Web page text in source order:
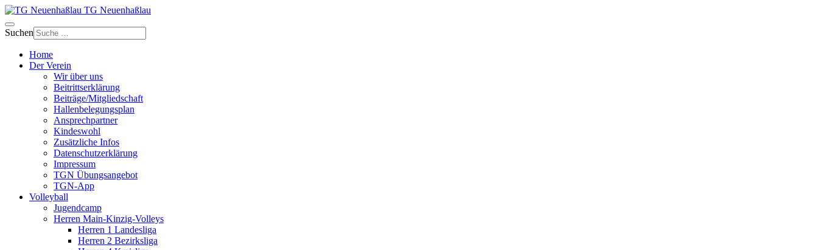
TG Neuenhaßlau
Suchen
Home
Der Verein
Wir über uns
Beitrittserklärung
Beiträge/Mitgliedschaft
Hallenbelegungsplan
Ansprechpartner
Kindeswohl
Zusätzliche Infos
Datenschutzerklärung
Impressum
TGN Übungsangebot
TGN-App
Volleyball
Jugendcamp
Herren Main-Kinzig-Volleys
Herren 1 Landesliga
Herren 2 Bezirksliga